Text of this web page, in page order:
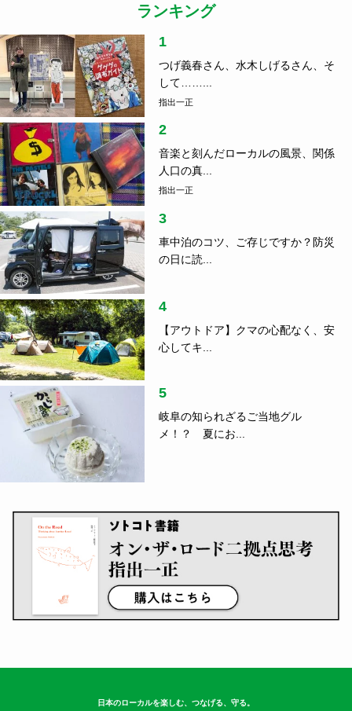
ランキング
1
つげ義春さん、水木しげるさん、そ
して……...
指出一正
2
音楽と刻んだローカルの風景、関係
人口の真...
指出一正
3
車中泊のコツ、ご存じですか？防災
の日に読...
4
【アウトドア】クマの心配なく、安
心してキ...
5
岐阜の知られざるご当地グル
メ！？ 夏にお...
日本のローカルを楽しむ、つなげる、守る。